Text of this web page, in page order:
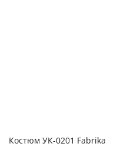
Костюм УК-0201 Fabrika